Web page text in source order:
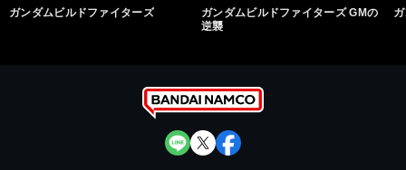
ガンダムビルドファイターズ
ガンダムビルドファイターズ GMの
逆襲